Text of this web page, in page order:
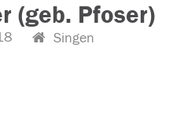
(geb. Pfoser)
Singen